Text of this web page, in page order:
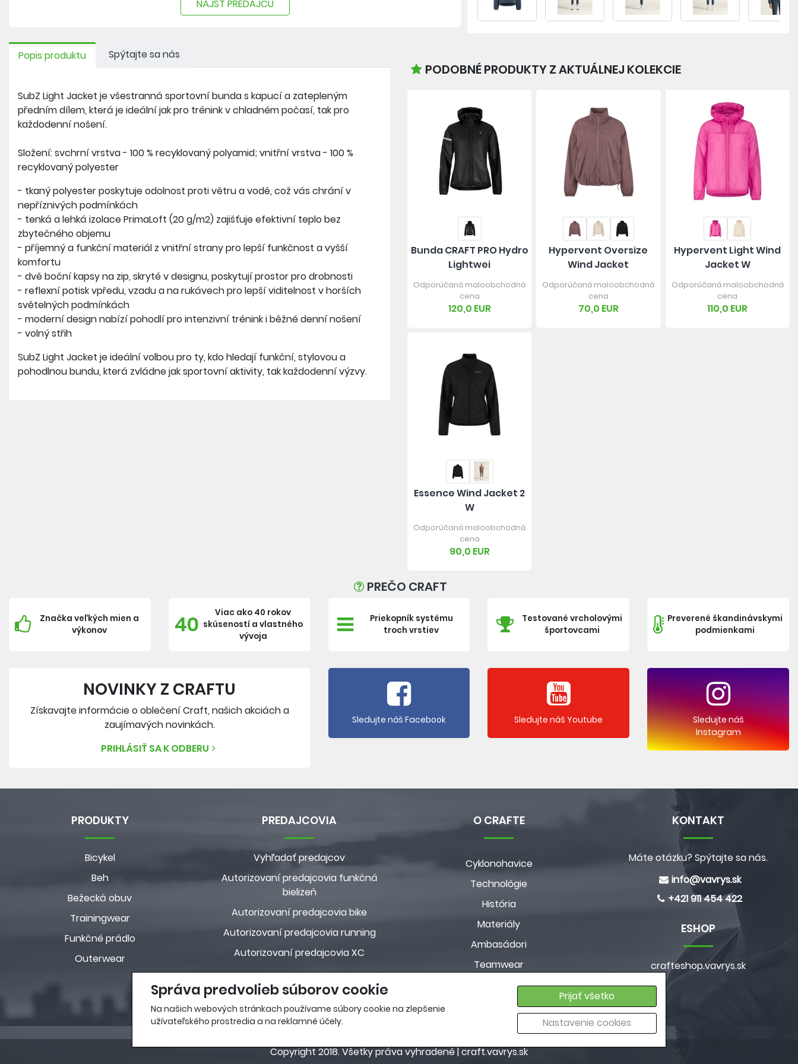
Správa predvolieb súborov cookie
Na našich webových stránkach používame súbory cookie na zlepšenie
užívateľského prostredia a na reklamné účely.
Prijať všetko
Nastavenie cookies
NÁJSŤ PREDAJCU
Popis produktu Spýtajte sa nás
SubZ Light Jacket je všestranná sportovní bunda s kapucí a zatepleným
předním dílem, která je ideální jak pro trénink v chladném počasí, tak pro
každodenní nošení.
Složení: svchrní vrstva - 100 % recyklovaný polyamid; vnitřní vrstva - 100 %
recyklovaný polyester
- tkaný polyester poskytuje odolnost proti větru a vodě, což vás chrání v
nepříznivých podmínkách
- tenká a lehká izolace PrimaLoft (20 g/m2) zajišťuje efektivní teplo bez
zbytečného objemu
- příjemný a funkční materiál z vnitřní strany pro lepší funkčnost a vyšší
komfortu
- dvě boční kapsy na zip, skryté v designu, poskytují prostor pro drobnosti
- reflexní potisk vpředu, vzadu a na rukávech pro lepší viditelnost v horších
světelných podmínkách
- moderní design nabízí pohodlí pro intenzivní trénink i běžné denní nošení
- volný střih
SubZ Light Jacket je ideální volbou pro ty, kdo hledají funkční, stylovou a
pohodlnou bundu, která zvládne jak sportovní aktivity, tak každodenní výzvy.
PODOBNÉ PRODUKTY Z AKTUÁLNEJ KOLEKCIE
Bunda CRAFT PRO Hydro
Lightwei
Odporúčaná maloobchodná
cena
120,0 EUR
Hypervent Oversize
Wind Jacket
Odporúčaná maloobchodná
cena
70,0 EUR
Hypervent Light Wind
Jacket W
Odporúčaná maloobchodná
cena
110,0 EUR
Essence Wind Jacket 2
W
Odporúčaná maloobchodná
cena
90,0 EUR
PREČO CRAFT
Značka veľkých mien a
výkonov
40
Viac ako 40 rokov
skúseností a vlastného
vývoja
Priekopník systému
troch vrstiev
Testované vrcholovými
športovcami
Preverené škandinávskymi
podmienkami
NOVINKY Z CRAFTU
Získavajte informácie o oblečení Craft, našich akciách a
zaujímavých novinkách.
PRIHLÁSIŤ SA K ODBERU
Sledujte náš Facebook Sledujte náš Youtube
Sledujte náš
Instagram
PRODUKTY
Bicykel
Beh
Bežecká obuv
Trainingwear
Funkčné prádlo
Outerwear
PREDAJCOVIA
Vyhľadať predajcov
Autorizovaní predajcovia funkčná
bielizeň
Autorizovaní predajcovia bike
Autorizovaní predajcovia running
Autorizovaní predajcovia XC
O CRAFTE
Cyklonohavice
Technológie
História
Materiály
Ambasádori
Teamwear
Custom kolekcia
Pravidlá ochrany osobných údajov
KONTAKT
Máte otázku? Spýtajte sa nás.
info@vavrys.sk
+421 911 454 422
ESHOP
crafteshop.vavrys.sk
Copyright 2018. Všetky práva vyhradené |craft.vavrys.sk